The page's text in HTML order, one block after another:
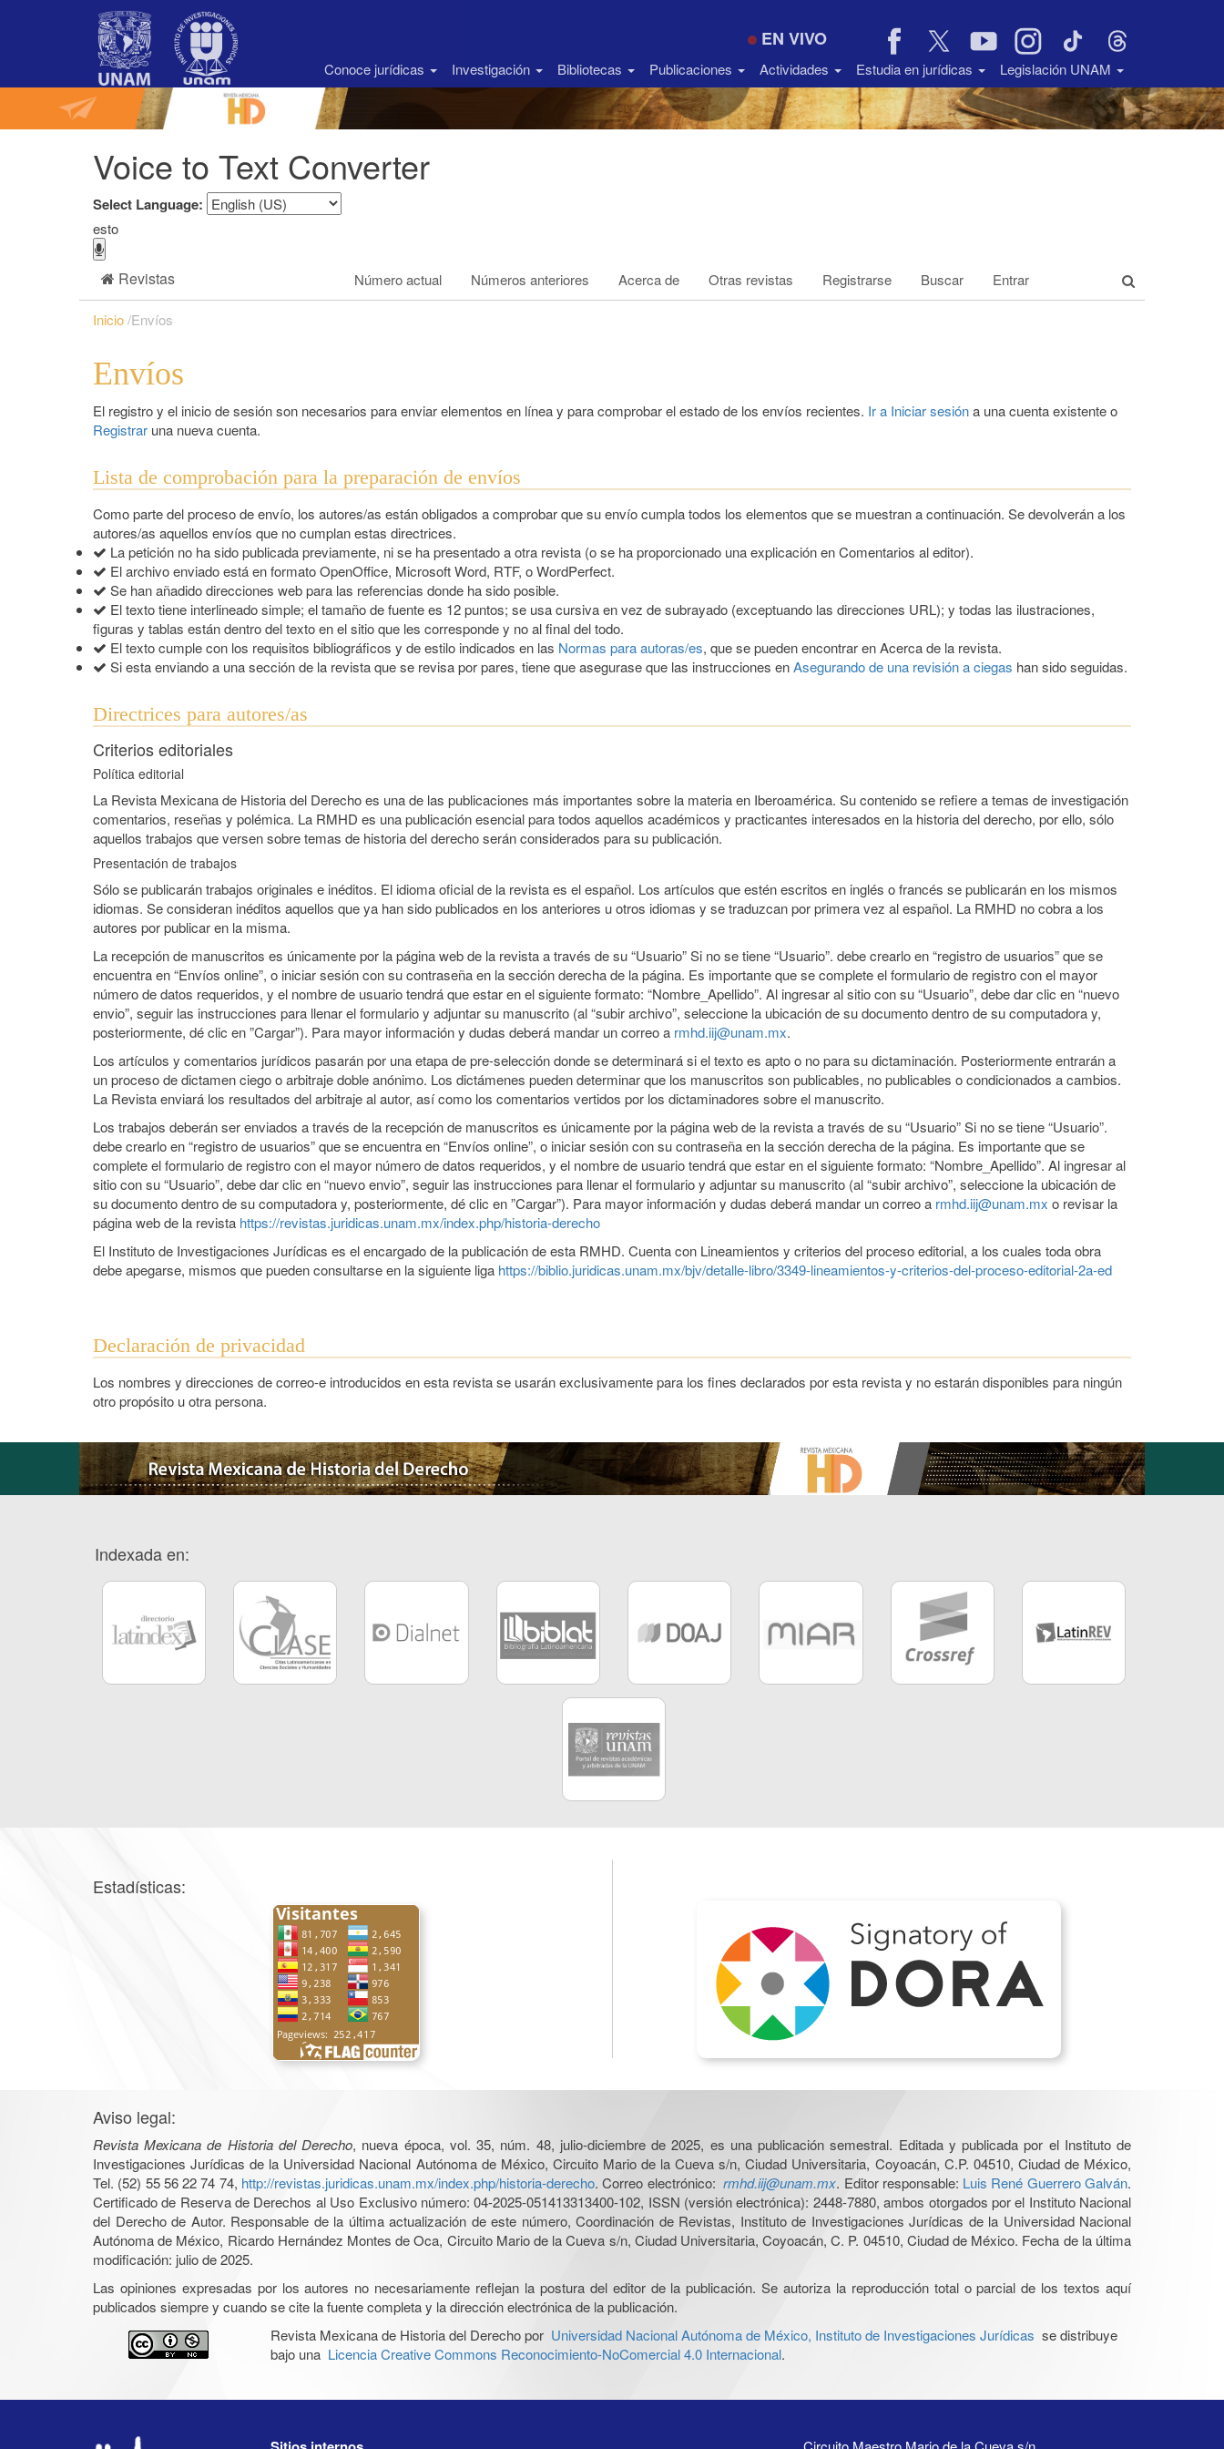
Barra
EN VIVO
Conoce jurídicas Investigación Bibliotecas Publicaciones Actividades Estudia en jurídicas Legislación UNAM
Voice to Text Converter
Select Language:
esto
Revistas Número actual Números anteriores Acerca de Otras revistas Registrarse Buscar Entrar
Inicio/Envíos
Envíos
El registro y el inicio de sesión son necesarios para enviar elementos en línea y para comprobar el estado de los envíos recientes. Ir a Iniciar sesióna una cuenta existente o
Registrar una nueva cuenta.
Lista de comprobación para la preparación de envíos
Como parte del proceso de envío, los autores/as están obligados a comprobar que su envío cumpla todos los elementos que se muestran a continuación. Se devolverán a los
autores/as aquellos envíos que no cumplan estas directrices.
La petición no ha sido publicada previamente, ni se ha presentado a otra revista (o se ha proporcionado una explicación en Comentarios al editor).
El archivo enviado está en formato OpenOffice, Microsoft Word, RTF, o WordPerfect.
Se han añadido direcciones web para las referencias donde ha sido posible.
El texto tiene interlineado simple; el tamaño de fuente es 12 puntos; se usa cursiva en vez de subrayado (exceptuando las direcciones URL); y todas las ilustraciones,
figuras y tablas están dentro del texto en el sitio que les corresponde y no al final del todo.
El texto cumple con los requisitos bibliográficos y de estilo indicados en las Normas para autoras/es, que se pueden encontrar en Acerca de la revista.
Si esta enviando a una sección de la revista que se revisa por pares, tiene que asegurase que las instrucciones enAsegurando de una revisión a ciegas han sido seguidas.
Directrices para autores/as
Criterios editoriales
Política editorial
La Revista Mexicana de Historia del Derecho es una de las publicaciones más importantes sobre la materia en Iberoamérica. Su contenido se refiere a temas de investigación
comentarios, reseñas y polémica. La RMHD es una publicación esencial para todos aquellos académicos y practicantes interesados en la historia del derecho, por ello, sólo
aquellos trabajos que versen sobre temas de historia del derecho serán considerados para su publicación.
Presentación de trabajos
Sólo se publicarán trabajos originales e inéditos. El idioma oficial de la revista es el español. Los artículos que estén escritos en inglés o francés se publicarán en los mismos
idiomas. Se consideran inéditos aquellos que ya han sido publicados en los anteriores u otros idiomas y se traduzcan por primera vez al español. La RMHD no cobra a los
autores por publicar en la misma.
La recepción de manuscritos es únicamente por la página web de la revista a través de su “Usuario” Si no se tiene “Usuario”. debe crearlo en “registro de usuarios” que se
encuentra en “Envíos online”, o iniciar sesión con su contraseña en la sección derecha de la página. Es importante que se complete el formulario de registro con el mayor
número de datos requeridos, y el nombre de usuario tendrá que estar en el siguiente formato: “Nombre_Apellido”. Al ingresar al sitio con su “Usuario”, debe dar clic en “nuevo
envio”, seguir las instrucciones para llenar el formulario y adjuntar su manuscrito (al “subir archivo”, seleccione la ubicación de su documento dentro de su computadora y,
posteriormente, dé clic en ”Cargar”). Para mayor información y dudas deberá mandar un correo a rmhd.iij@unam.mx.
Los artículos y comentarios jurídicos pasarán por una etapa de pre-selección donde se determinará si el texto es apto o no para su dictaminación. Posteriormente entrarán a
un proceso de dictamen ciego o arbitraje doble anónimo. Los dictámenes pueden determinar que los manuscritos son publicables, no publicables o condicionados a cambios.
La Revista enviará los resultados del arbitraje al autor, así como los comentarios vertidos por los dictaminadores sobre el manuscrito.
Los trabajos deberán ser enviados a través de la recepción de manuscritos es únicamente por la página web de la revista a través de su “Usuario” Si no se tiene “Usuario”.
debe crearlo en “registro de usuarios” que se encuentra en “Envíos online”, o iniciar sesión con su contraseña en la sección derecha de la página. Es importante que se
complete el formulario de registro con el mayor número de datos requeridos, y el nombre de usuario tendrá que estar en el siguiente formato: “Nombre_Apellido”. Al ingresar al
sitio con su “Usuario”, debe dar clic en “nuevo envio”, seguir las instrucciones para llenar el formulario y adjuntar su manuscrito (al “subir archivo”, seleccione la ubicación de
su documento dentro de su computadora y, posteriormente, dé clic en ”Cargar”). Para mayor información y dudas deberá mandar un correo a rmhd.iij@unam.mx o revisar la
página web de la revista https://revistas.juridicas.unam.mx/index.php/historia-derecho
El Instituto de Investigaciones Jurídicas es el encargado de la publicación de esta RMHD. Cuenta con Lineamientos y criterios del proceso editorial, a los cuales toda obra
debe apegarse, mismos que pueden consultarse en la siguiente liga https://biblio.juridicas.unam.mx/bjv/detalle-libro/3349-lineamientos-y-criterios-del-proceso-editorial-2a-ed
Declaración de privacidad
Los nombres y direcciones de correo-e introducidos en esta revista se usarán exclusivamente para los fines declarados por esta revista y no estarán disponibles para ningún
otro propósito u otra persona.
Indexada en:
Estadísticas:
Aviso legal:
Revista Mexicana de Historia del Derecho, nueva época, vol. 35, núm. 48, julio-diciembre de 2025, es una publicación semestral. Editada y publicada por el Instituto de
Investigaciones Jurídicas de la Universidad Nacional Autónoma de México, Circuito Mario de la Cueva s/n, Ciudad Universitaria, Coyoacán, C.P. 04510, Ciudad de México,
Tel. (52) 55 56 22 74 74, http://revistas.juridicas.unam.mx/index.php/historia-derecho. Correo electrónico: rmhd.iij@unam.mx. Editor responsable: Luis René Guerrero Galván.
Certificado de Reserva de Derechos al Uso Exclusivo número: 04-2025-051413313400-102, ISSN (versión electrónica): 2448-7880, ambos otorgados por el Instituto Nacional
del Derecho de Autor. Responsable de la última actualización de este número, Coordinación de Revistas, Instituto de Investigaciones Jurídicas de la Universidad Nacional
Autónoma de México, Ricardo Hernández Montes de Oca, Circuito Mario de la Cueva s/n, Ciudad Universitaria, Coyoacán, C. P. 04510, Ciudad de México. Fecha de la última
modificación: julio de 2025.
Las opiniones expresadas por los autores no necesariamente reflejan la postura del editor de la publicación. Se autoriza la reproducción total o parcial de los textos aquí
publicados siempre y cuando se cite la fuente completa y la dirección electrónica de la publicación.
Revista Mexicana de Historia del Derecho por Universidad Nacional Autónoma de México, Instituto de Investigaciones Jurídicas se distribuye
bajo una Licencia Creative Commons Reconocimiento-NoComercial 4.0 Internacional.